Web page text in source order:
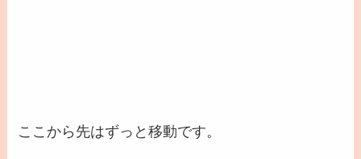
ここから先はずっと移動です。